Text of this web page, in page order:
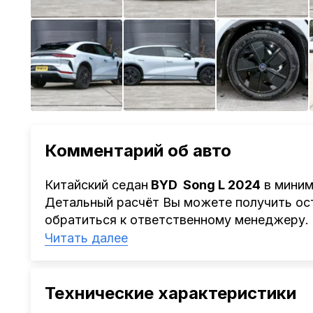
Комментарий об авто
Китайский седан BYD Song L 2024 в
Детальный расчёт Вы можете получить
обратиться к ответственному менеджеру.
Наша компания
проверка автомобиля, полное
растаможке. Экономьте свое время и
Читать далее
Технические характеристики